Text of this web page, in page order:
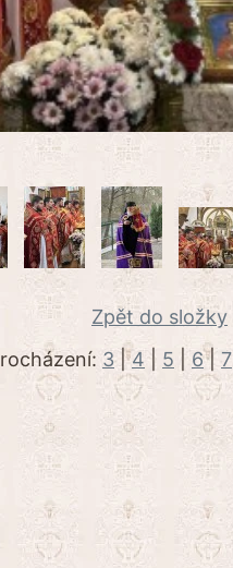
Zpět do složky
3|4 5 6|7